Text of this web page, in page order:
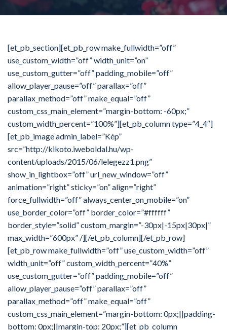
[et_pb_section][et_pb_row make_fullwidth=”off”
use_custom_width=”off” width_unit=”on”
use_custom_gutter=”off” padding_mobile=”off”
allow_player_pause=”off” parallax=”off”
parallax_method=”off” make_equal=”off”
custom_css_main_element=”margin-bottom: -60px;”
custom_width_percent=”100%”][et_pb_column type=”4_4″]
[et_pb_image admin_label=”Kép”
src=”http://kikoto.iweboldal.hu/wp-
content/uploads/2015/06/lelegezz1.png”
show_in_lightbox=”off” url_new_window=”off”
animation=”right” sticky=”on” align=”right”
force_fullwidth=”off” always_center_on_mobile=”on”
use_border_color=”off” border_color=”#ffffff”
border_style=”solid” custom_margin=”-30px|-15px|30px|”
max_width=”600px” /][/et_pb_column][/et_pb_row]
[et_pb_row make_fullwidth=”off” use_custom_width=”off”
width_unit=”off” custom_width_percent=”40%”
use_custom_gutter=”off” padding_mobile=”off”
allow_player_pause=”off” parallax=”off”
parallax_method=”off” make_equal=”off”
custom_css_main_element=”margin-bottom: 0px;||padding-
bottom: 0px;||margin-top: 20px;”][et_pb_column